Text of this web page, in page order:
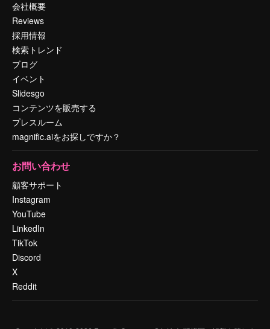
会社概要
Reviews
採用情報
検索トレンド
ブログ
イベント
Slidesgo
コンテンツを販売する
プレスルーム
magnific.aiをお探しですか？
お問い合わせ
顧客サポート
Instagram
YouTube
LinkedIn
TikTok
Discord
X
Reddit